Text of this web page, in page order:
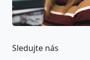
Sledujte nás